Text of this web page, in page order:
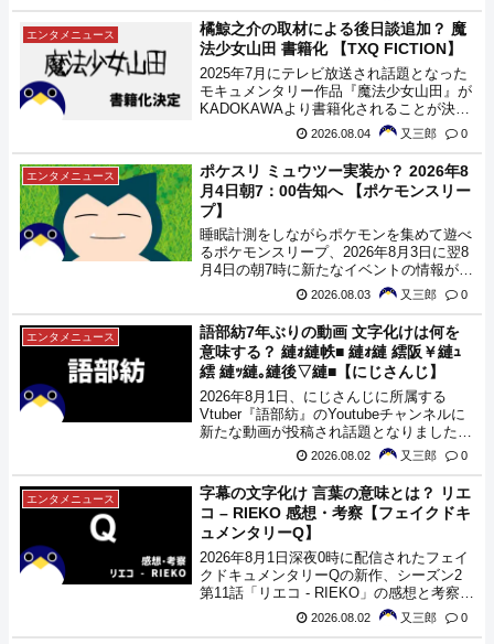
エンタメニュース
橘鯨之介の取材による後日談追加？ 魔
法少女山田 書籍化 【TXQ FICTION】
2025年7月にテレビ放送され話題となった
モキュメンタリー作品『魔法少女山田』が
KADOKAWAより書籍化されることが決定
2026.08.04 又三郎 0
エンタメニュース
ポケスリ ミュウツー実装か？ 2026年8
月4日朝7：00告知へ 【ポケモンスリー
プ】
睡眠計測をしながらポケモンを集めて遊べ
るポケモンスリープ、2026年8月3日に翌8
月4日の朝7時に新たなイベントの情報が発
表されることが告知されました。
2026.08.03 又三郎 0
エンタメニュース
語部紡7年ぶりの動画 文字化けは何を
意味する？ 縺ｫ縺帙■ 縺ｫ縺 繧阪￥縺ｭ
繧 縺ｯ縺｡縺後▽縺■【にじさんじ】
2026年8月1日、にじさんじに所属する
Vtuber『語部紡』のYoutubeチャンネルに
新たな動画が投稿され話題となりました。
7年ぶりの投稿、映像に仕込まれた文字化
けの意味とは。
2026.08.02 又三郎 0
エンタメニュース
字幕の文字化け 言葉の意味とは？ リエ
コ – RIEKO 感想・考察【フェイクドキ
ュメンタリーQ】
2026年8月1日深夜0時に配信されたフェイ
クドキュメンタリーQの新作、シーズン2
第11話「リエコ - RIEKO」の感想と考察記
2026.08.02 又三郎 0